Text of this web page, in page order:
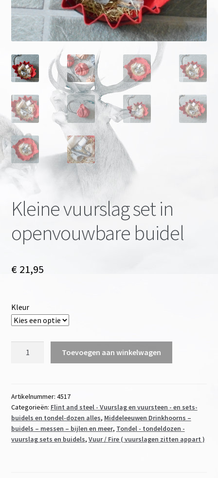
Onze merken
Kleine vuurslag set in
openvouwbare buidel
€21,95
Kleur
openvouwbare
buidel
aantal
Toevoegen aan winkelwagen
Artikelnummer: 4517
Categorieën: Flint and steel - Vuurslag en vuursteen - en sets-
buidels en tondel-dozen alles, Middeleeuwen Drinkhoorns –
buidels – messen – bijlen en meer, Tondel - tondeldozen -
vuurslag sets en buidels, Vuur / Fire ( vuurslagen zitten appart )